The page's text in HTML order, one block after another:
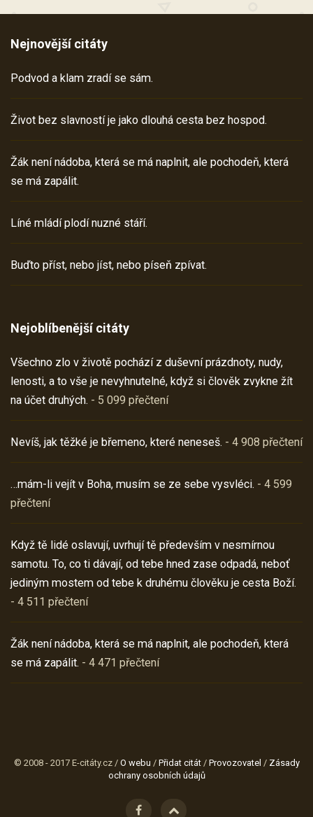
Nejnovější citáty
Podvod a klam zradí se sám.
Život bez slavností je jako dlouhá cesta bez hospod.
Žák není nádoba, která se má naplnit, ale pochodeň, která
se má zapálit.
Líné mládí plodí nuzné stáří.
Buďto příst, nebo jíst, nebo píseň zpívat.
Nejoblíbenější citáty
Všechno zlo v životě pochází z duševní prázdnoty, nudy,
lenosti, a to vše je nevyhnutelné, když si člověk zvykne žít
na účet druhých. - 5 099 přečtení
Nevíš, jak těžké je břemeno, které neneseš. - 4 908 přečtení
…mám-li vejít v Boha, musím se ze sebe vysvléci. - 4 599
přečtení
Když tě lidé oslavují, uvrhují tě především v nesmírnou
samotu. To, co ti dávají, od tebe hned zase odpadá, neboť
jediným mostem od tebe k druhému člověku je cesta Boží.
- 4 511 přečtení
Žák není nádoba, která se má naplnit, ale pochodeň, která
se má zapálit. - 4 471 přečtení
© 2008 - 2017 E-citáty.cz / O webu / Přidat citát/ Provozovatel / Zásady
ochrany osobních údajů